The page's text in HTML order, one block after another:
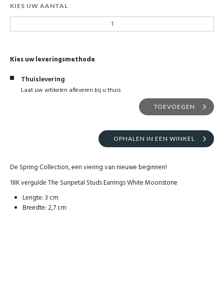
KIES UW AANTAL
Kies uw leveringsmethode
Thuislevering
Laat uw artikelen afleveren bij u thuis
TOEVOEGEN
OPHALEN IN EEN WINKEL
De Spring Collection, een viering van nieuwe beginnen!
18K vergulde The Sunpetal Studs Earrings White Moonstone
Lengte: 3 cm
Breedte: 2,7 cm